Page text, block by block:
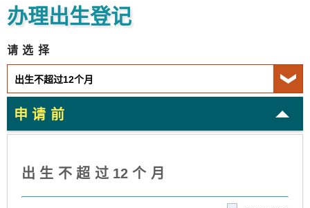
办理出生登记
请选择
申请前
出生不超过 12个月